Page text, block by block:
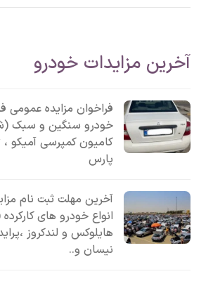
آخرین مزایدات خودرو
خودرو سنگین و سبک
کامیون کمپرسی آمیکو ،
پارس
انواع خودرو های
هایلوکس و لندکروز
نیسان و..